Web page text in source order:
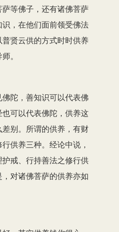
等佛子，还有诸佛菩萨
，在他们面前领受佛法
贤云供的方式时时供养
。
陀，善知识可以代表佛
可以代表佛陀，供养这
别。所谓的供养，有财
供养三种。经论中说，
戒、行持善法之修行供
对诸佛菩萨的供养亦如